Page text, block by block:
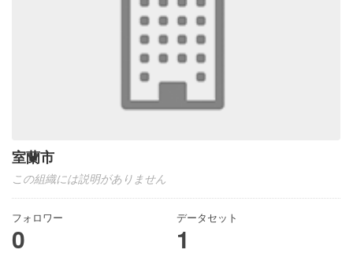
室蘭市
この組織には説明がありません
フォロワー
0
データセット
1